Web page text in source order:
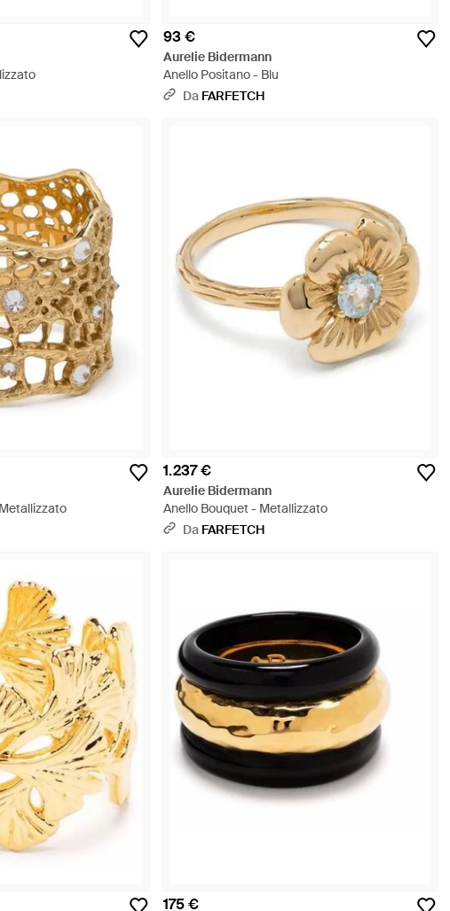
93 €
Aurelie Bidermann
Anello Positano - Blu
Da FARFETCH
1.237 €
Aurelie Bidermann
Anello Bouquet - Metallizzato
Da FARFETCH
175 €